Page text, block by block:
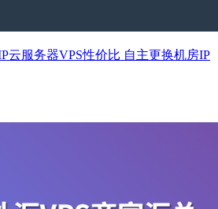
云服务器VPS性价比 自主更换机房IP